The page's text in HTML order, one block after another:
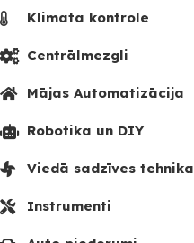
Klimata kontrole
Centrālmezgli
Mājas Automatizācija
Robotika un DIY
Viedā sadzīves tehnika
Instrumenti